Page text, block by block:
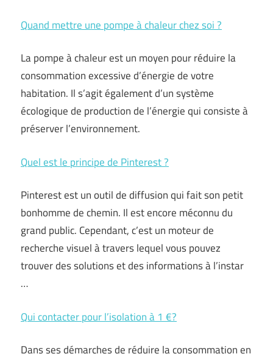
Quand mettre une pompe à chaleur chez soi ?
La pompe à chaleur est un moyen pour réduire la
consommation excessive d’énergie de votre
habitation. Il s’agit également d’un système
écologique de production de l’énergie qui consiste à
préserver l’environnement.
Quel est le principe de Pinterest ?
Pinterest est un outil de diffusion qui fait son petit
bonhomme de chemin. Il est encore méconnu du
grand public. Cependant, c’est un moteur de
recherche visuel à travers lequel vous pouvez
trouver des solutions et des informations à l’instar
…
Qui contacter pour l’isolation à 1 €?
Dans ses démarches de réduire la consommation en